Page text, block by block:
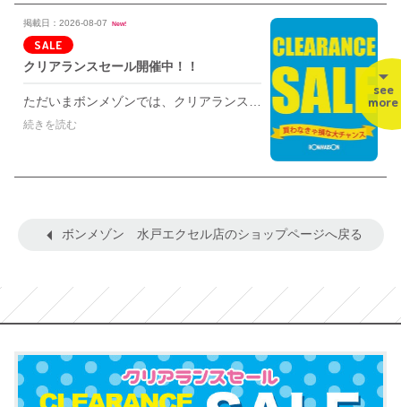
掲載日：2026-08-07 New!
SALE
クリアランスセール開催中！！
ただいまボンメゾンでは、クリアランスセール開催中です！ 夏物商品最終値下げでなんとMAX50％OFF👀✨ お洋服やハンディファンなどのクール商品、スリッパや バッグ、帽子などが大変お求めやすくなっております！！ 皆様のご来店心よりお待ちしております🌻
続きを読む
see
more
ボンメゾン 水戸エクセル店のショップページへ戻る